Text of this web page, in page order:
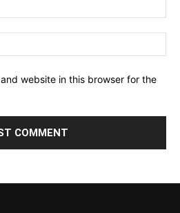
website in this browser for the